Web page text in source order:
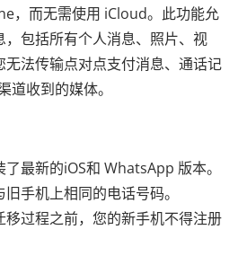
，而无需使用 iCloud。此功能允
包括所有个人消息、照片、视
法传输点对点支付消息、通话记
道收到的媒体。
最新的iOS和 WhatsApp 版本。
手机上相同的电话号码。
移过程之前，您的新手机不得注册